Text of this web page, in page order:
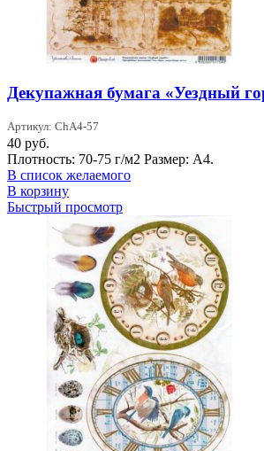
Декупажная бумага «Уездный
Артикул: ChA4-57
40 руб.
Плотность: 70-75 г/м2 Размер: А4.
В список желаемого
В корзину
Быстрый просмотр